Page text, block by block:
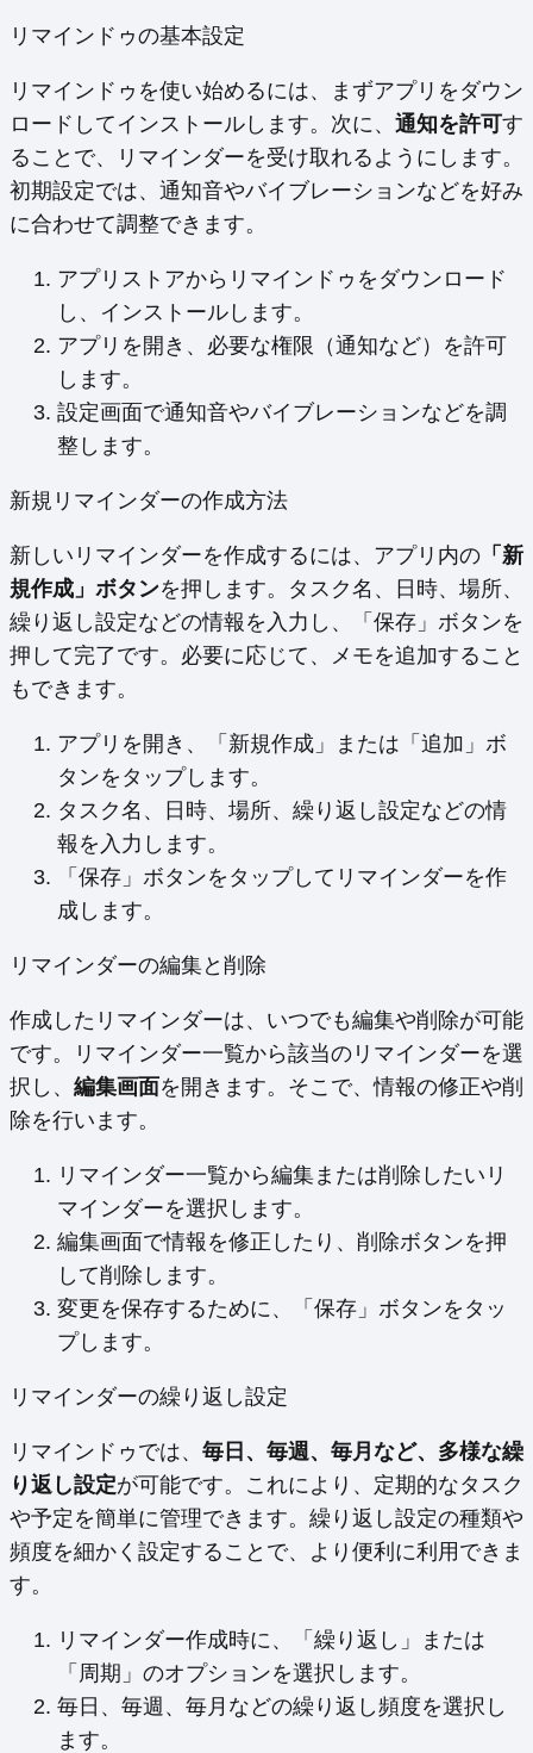
リマインドゥの基本設定
リマインドゥを使い始めるには、まずアプリをダウン
ロードしてインストールします。次に、 通知を許可す
ることで、リマインダーを受け取れるようにします。
初期設定では、通知音やバイブレーションなどを好み
に合わせて調整できます。
アプリストアからリマインドゥをダウンロード
し、インストールします。
アプリを開き、必要な権限（通知など）を許可
します。
設定画面で通知音やバイブレーションなどを調
整します。
新規リマインダーの作成方法
新しいリマインダーを作成するには、アプリ内の 「新
規作成」ボタンを押します。タスク名、日時、場所、
繰り返し設定などの情報を入力し、「保存」ボタンを
押して完了です。必要に応じて、メモを追加すること
もできます。
アプリを開き、「新規作成」または「追加」ボ
タンをタップします。
タスク名、日時、場所、繰り返し設定などの情
報を入力します。
「保存」ボタンをタップしてリマインダーを作
成します。
リマインダーの編集と削除
作成したリマインダーは、いつでも編集や削除が可能
です。リマインダー一覧から該当のリマインダーを選
択し、 編集画面を開きます。そこで、情報の修正や削
除を行います。
リマインダー一覧から編集または削除したいリ
マインダーを選択します。
編集画面で情報を修正したり、削除ボタンを押
して削除します。
変更を保存するために、「保存」ボタンをタッ
プします。
リマインダーの繰り返し設定
リマインドゥでは、 毎日、毎週、毎月など、多様な繰
り返し設定が可能です。これにより、定期的なタスク
や予定を簡単に管理できます。繰り返し設定の種類や
頻度を細かく設定することで、より便利に利用できま
す。
リマインダー作成時に、「繰り返し」または
「周期」のオプションを選択します。
毎日、毎週、毎月などの繰り返し頻度を選択し
ます。